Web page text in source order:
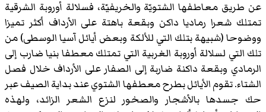
عن طريق معاطفها الشتويّة والخريفيّة، فسلالة أوروبة الشرقية
تمتلك شعرا رماديا داكن وبقعة باهتة على الأرداف أكثر تميزا
ووضوحا (شبيهة بتلك التي للألكة وبعض أيائل آسيا الوسطى) من
تلك التي لسلالة أوروبة الغربية التي تمتلك معطفا بنيا ضارب إلى
الرمادي وبقعة داكنة ضاربة إلى الصفار على الأرداف خلال فصل
الشتاء. تقوم الأيائل بطرح معطفها الشتوي عند بداية الصيف عبر
حك جسدها بالأشجار والصخور لنزع الشعر الزائد، ولهذه